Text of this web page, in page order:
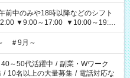
前中のみや18時以降などのシフト
▼9:00～17:00 ▼10:00～19:00
＃9月～
40～50代活躍中 / 副業・Wワーク
/ 10名以上の大量募集 / 電話対応な